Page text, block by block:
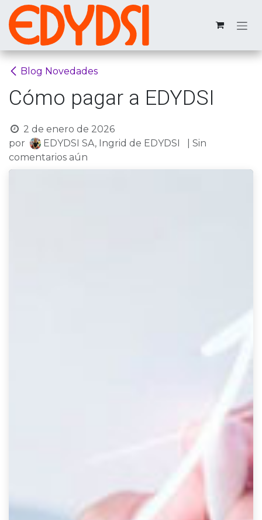
Ir al contenido
Blog Novedades
Cómo pagar a EDYDSI
2 de enero de 2026
por
EDYDSI SA, Ingrid de EDYDSI
| Sin
comentarios aún